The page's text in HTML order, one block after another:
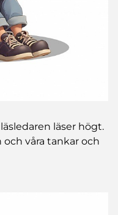
läser högt.
våra tankar och